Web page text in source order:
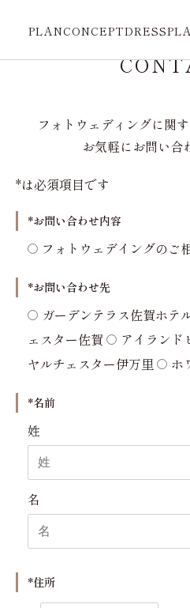
PLANCONCEPTDRESS
フォトウェディングに関
お気軽にお問い合
*は必須項目です
*お問い合わせ内容
フォトウェデイングのご
*お問い合わせ先
ガーデンテラス佐賀ホテ
ェスター佐賀
アイランド
ヤルチェスター伊万里
ホ
*名前
姓
名
*住所